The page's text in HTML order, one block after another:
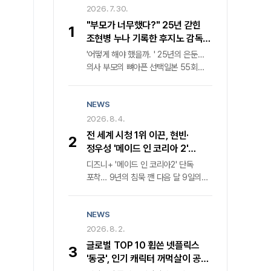
1
2026. 7. 30.
"부모가 너무했다?" 25년 갇힌
조현병 누나 기록한 후지노 감독의
속사정
'어떻게 해야 했을까. ' 25년의 은둔…
의사 부모의 뼈아픈 선택일본 55회
단면을 넘어선 성찰, 카메라가 응시한
가족의 이면"부모의 대처가 가혹했다는
비판이 지배적이었다. 그러나 과연 이
비극의 책임이 온전히 그들에게만 있는
것일까. " 25년이라는 긴 세월 동안
세상과 단절된 채 살아온 조현병 환자
누나의 궤적을 좇은 다큐멘터리 영화
반문한다. 그는 가족의 치부를 스크린에
투사한 목적이 부모에 대한 단죄가
아님을 명확히 했다. 오히려 현재
진행형인 사회적 고립과 정신질환자
2
NEWS
2026. 8. 4.
전 세계 시청 1위 이끈, 현빈·
정우성 '메이드 인 코리아 2'
귀환… 디즈니+ 내달 9일 공개
디즈니+ '메이드 인 코리아2' 단독
포착… 9년의 침묵 깬 다음 달 9일의
1위를 거머쥔 '메이드 인 코리아'가
마침내 두 번째 장을 연다. 월트디즈니
컴퍼니 코리아는 다음 달 9일 '메이드
인 코리아2'의 전 세계 동시 첫 공개를
공식화하며 웰메이드 누아르의 귀환을
3
NEWS
2026. 8. 2.
글로벌 TOP 10 휩쓴 넷플릭스
'동궁', 인기 캐릭터 꺼먹살이 공식